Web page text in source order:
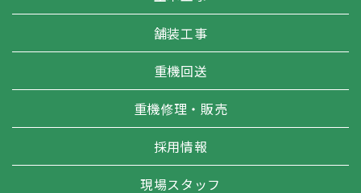
舗装工事
重機回送
重機修理・販売
採用情報
現場スタッフ